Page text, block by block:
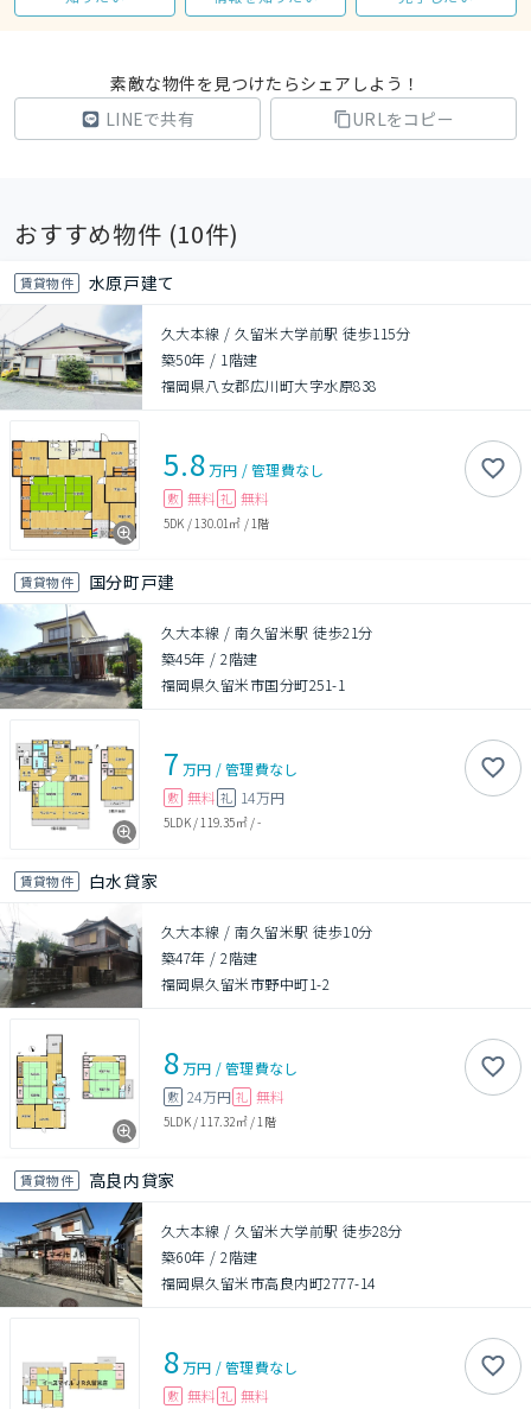
素敵な物件を見つけたらシェアしよう！
LINEで共有
URLをコピー
おすすめ物件 (10件)
賃貸物件 水原戸建て
久大本線 / 久留米大学前駅 徒歩115分
築50年 / 1階建
福岡県八女郡広川町大字水原838
5.8万円 /管理費なし
敷 無料 礼 無料
5DK / 130.01㎡ / 1階
賃貸物件 国分町戸建
久大本線 / 南久留米駅 徒歩21分
築45年 /2階建
福岡県久留米市国分町251-1
7 万円 /管理費なし
敷 無料 礼 14万円
5LDK/ 119.35㎡/-
賃貸物件 白水貸家
久大本線 / 南久留米駅 徒歩10分
築47年 /2階建
福岡県久留米市野中町1-2
8万円 /管理費なし
敷 24万円 礼 無料
5LDK/ 117.32㎡/ 1階
賃貸物件 高良内貸家
久大本線 / 久留米大学前駅 徒歩28分
築60年 /2階建
福岡県久留米市高良内町2777-14
8万円 /管理費なし
敷 無料 礼 無料